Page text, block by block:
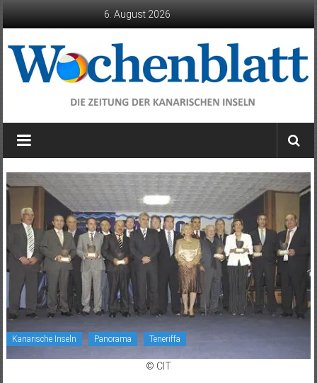
6. August 2026
Wochenblatt
die
der
Kanarischen
Inseln
Kanarische Inseln Panorama Teneriffa
© CIT